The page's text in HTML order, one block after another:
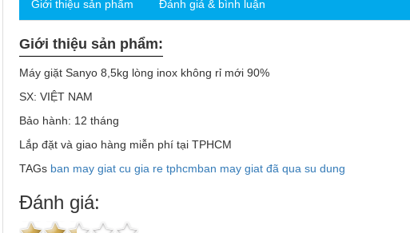
Giới thiệu sản phẩm Đánh giá & bình luận
Giới thiệu sản phẩm:
Máy giặt Sanyo 8,5kg lòng inox không rỉ mới 90%
SX: VIỆT NAM
Bảo hành: 12 tháng
Lắp đặt và giao hàng miễn phí tại TPHCM
TAGs ban may giat cu gia re tphcmban may giat đã qua su dung
Đánh giá: